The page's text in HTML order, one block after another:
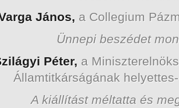
János, a Collegium
Ünnepi beszédet
Péter, a
Államtitkárságának
A kiállítást méltatta és